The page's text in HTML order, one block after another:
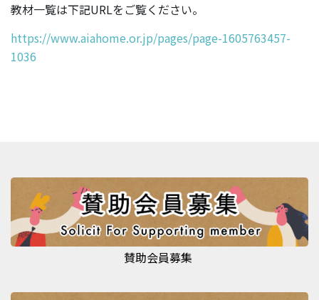
教材一覧は下記URLをご覧ください。
https://www.aiahome.or.jp/pages/page-1605763457-
1036
賛助会員募集